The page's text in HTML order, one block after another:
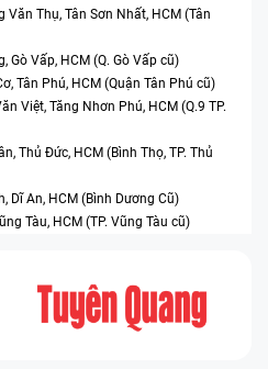
Văn Thụ, Tân Sơn Nhất, HCM (Tân
Gò Vấp, HCM (Q. Gò Vấp cũ)
Tân Phú, HCM (Quận Tân Phú cũ)
Việt, Tăng Nhơn Phú, HCM (Q.9 TP.
Thủ Đức, HCM (Bình Thọ, TP. Thủ
Dĩ An, HCM (Bình Dương Cũ)
Tàu, HCM (TP. Vũng Tàu cũ)